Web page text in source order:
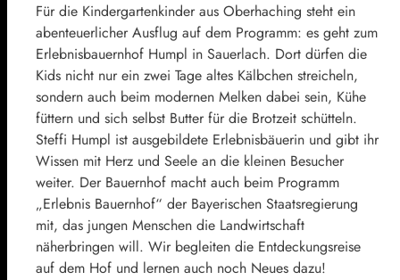
Für die Kindergartenkinder aus Oberhaching steht ein
abenteuerlicher Ausflug auf dem Programm: es geht zum
Erlebnisbauernhof Humpl in Sauerlach. Dort dürfen die
Kids nicht nur ein zwei Tage altes Kälbchen streicheln,
sondern auch beim modernen Melken dabei sein, Kühe
füttern und sich selbst Butter für die Brotzeit schütteln.
Steffi Humpl ist ausgebildete Erlebnisbäuerin und gibt ihr
Wissen mit Herz und Seele an die kleinen Besucher
weiter. Der Bauernhof macht auch beim Programm
„Erlebnis Bauernhof“ der Bayerischen Staatsregierung
mit, das jungen Menschen die Landwirtschaft
näherbringen will. Wir begleiten die Entdeckungsreise
auf dem Hof und lernen auch noch Neues dazu!